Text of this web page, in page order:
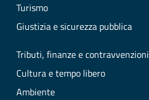
Turismo
Giustizia e sicurezza pubblica
Tributi, finanze e contravvenzioni
Cultura e tempo libero
Ambiente